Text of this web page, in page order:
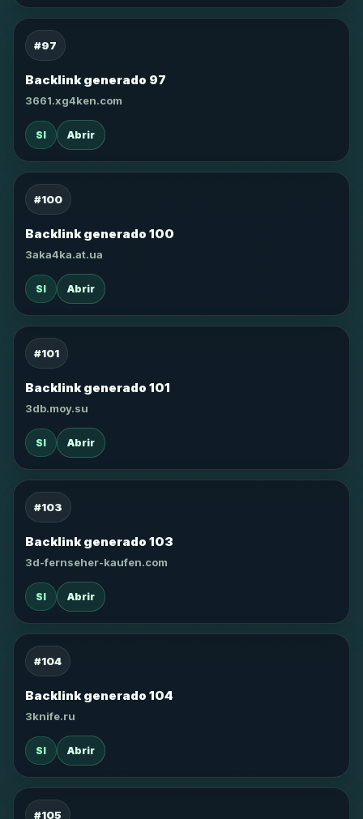
#97
Backlink generado 97
3661.xg4ken.com
SI Abrir
#100
Backlink generado 100
3aka4ka.at.ua
SI Abrir
#101
Backlink generado 101
3db.moy.su
SI Abrir
#103
Backlink generado 103
3d-fernseher-kaufen.com
SI Abrir
#104
Backlink generado 104
3knife.ru
SI Abrir
#105